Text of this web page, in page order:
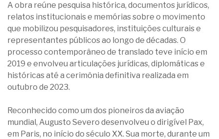
A obra reúne pesquisa histórica, documentos jurídicos,
relatos institucionais e memórias sobre o movimento
que mobilizou pesquisadores, instituições culturais e
representantes públicos ao longo de décadas. O
processo contemporâneo de translado teve início em
2019 e envolveu articulações jurídicas, diplomáticas e
históricas até a cerimônia definitiva realizada em
outubro de 2023.
Reconhecido como um dos pioneiros da aviação
mundial, Augusto Severo desenvolveu o dirigível Pax,
em Paris, no início do século XX. Sua morte, durante um